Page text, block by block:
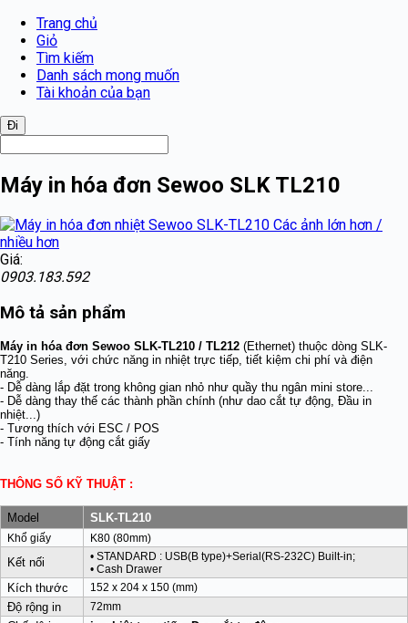
Trang chủ
Giỏ
Tìm kiếm
Danh sách mong muốn
Tài khoản của bạn
Máy in hóa đơn Sewoo SLK TL210
Các ảnh lớn hơn /
nhiều hơn
Giá:
0903.183.592
Mô tả sản phẩm
Máy in hóa đơn Sewoo SLK-TL210 / TL212 (Ethernet) thuộc dòng SLK-
T210 Series, với chức năng in nhiệt trực tiếp, tiết kiệm chi phí và điện
năng.
- Dễ dàng lắp đặt trong không gian nhỏ như quầy thu ngân mini store...
- Dễ dàng thay thế các thành phần chính (như dao cắt tự động, Đầu in
nhiệt...)
- Tương thích với ESC / POS
- Tính năng tự động cắt giấy
THÔNG SỐ KỸ THUẬT :
Model SLK-TL210
Khổ giấy K80 (80mm)
Kết nối • STANDARD : USB(B type)+Serial(RS-232C) Built-in;
• Cash Drawer
Kích thước 152 x 204 x 150 (mm)
Độ rộng in 72mm